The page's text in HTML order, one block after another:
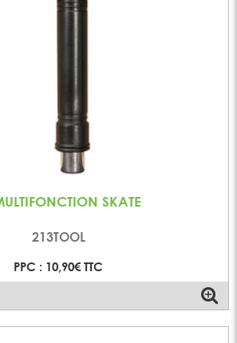
SKATE
213TOOL
PPC : 10,90€ TTC